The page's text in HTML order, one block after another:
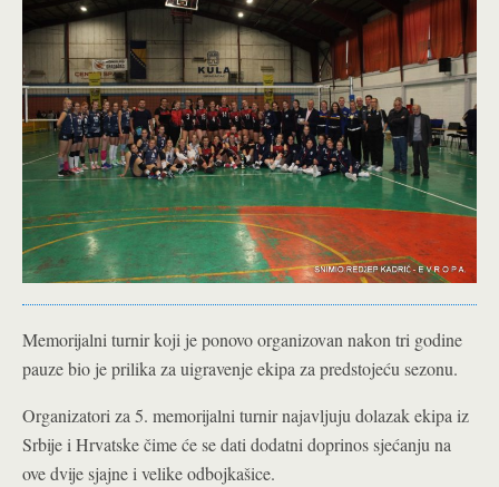
Memorijalni turnir koji je ponovo organizovan nakon tri godine
pauze bio je prilika za uigravenje ekipa za predstojeću sezonu.
Organizatori za 5. memorijalni turnir najavljuju dolazak ekipa iz
Srbije i Hrvatske čime će se dati dodatni doprinos sjećanju na
ove dvije sjajne i velike odbojkašice.